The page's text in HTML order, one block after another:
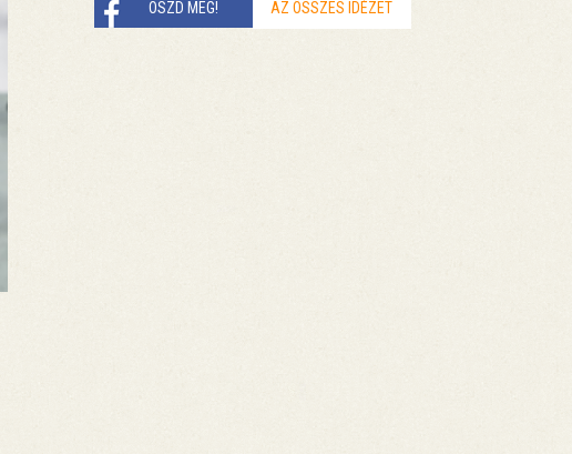
OSZD MEG! AZ ÖSSZES IDÉZET